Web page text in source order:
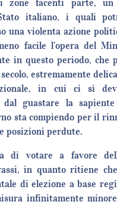
zone facenti parte, un
italiano, i quali
una violenta azione
facile l’opera del
in questo periodo, che
estremamente
in cui ci si
dal guastare la
sta compiendo per il
posizioni perdute.
di votare a favore
in quanto ritiene
di elezione a base
infinitamente